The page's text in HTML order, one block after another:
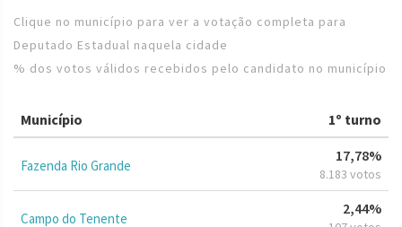
Clique no município para ver a votação completa para
Deputado Estadual naquela cidade
% dos votos válidos recebidos pelo candidato no município
Município 1º turno
Fazenda Rio Grande
17,78%
8.183 votos
Campo do Tenente
2,44%